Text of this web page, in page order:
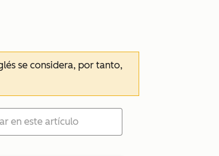
se considera, por tanto,